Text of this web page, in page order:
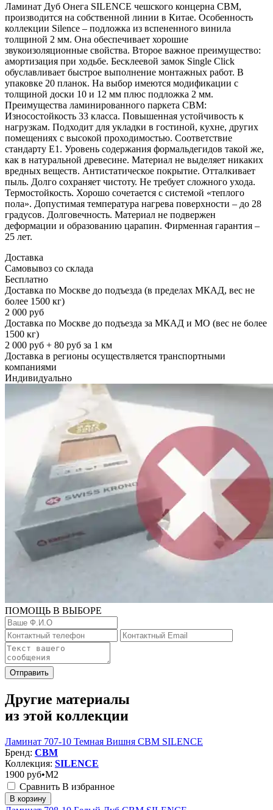
Ламинат Дуб Онега SILENCE чешского концерна CBM,
производится на собственной линии в Китае. Особенность
коллекции Silence – подложка из вспененного винила
толщиной 2 мм. Она обеспечивает хорошие
звукоизоляционные свойства. Второе важное преимущество:
амортизация при ходьбе. Бесклеевой замок Single Click
обуславливает быстрое выполнение монтажных работ. В
упаковке 20 планок. На выбор имеются модификации с
толщиной доски 10 и 12 мм плюс подложка 2 мм.
Преимущества ламинированного паркета CBM:
Износостойкость 33 класса. Повышенная устойчивость к
нагрузкам. Подходит для укладки в гостиной, кухне, других
помещениях с высокой проходимостью. Соответствие
стандарту Е1. Уровень содержания формальдегидов такой же,
как в натуральной древесине. Материал не выделяет никаких
вредных веществ. Антистатическое покрытие. Отталкивает
пыль. Долго сохраняет чистоту. Не требует сложного ухода.
Термостойкость. Хорошо сочетается с системой «теплого
пола». Допустимая температура нагрева поверхности – до 28
градусов. Долговечность. Материал не подвержен
деформации и образованию царапин. Фирменная гарантия –
25 лет.
Доставка
Самовывоз со склада
Бесплатно
Доставка по Москве до подъезда (в пределах МКАД, вес не
более 1500 кг)
2 000 руб
Доставка по Москве до подъезда за МКАД и МО (вес не более
1500 кг)
2 000 руб + 80 руб за 1 км
Доставка в регионы осуществляется транспортными
компаниями
Индивидуально
ПОМОЩЬ В ВЫБОРЕ
Отправить
Другие материалы
из этой коллекции
Ламинат 707-10 Темная Вишня CBM SILENCE
Бренд: CBM
Коллекция: SILENCE
1900 руб•M2
Сравнить В избранное
В корзину